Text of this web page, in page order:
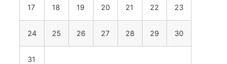
17 18 19 20 21 22 23
24 25 26 27 28 29 30
31